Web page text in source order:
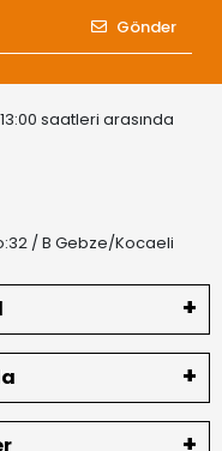
Gönder
saatleri arasında
/ B Gebze/Kocaeli